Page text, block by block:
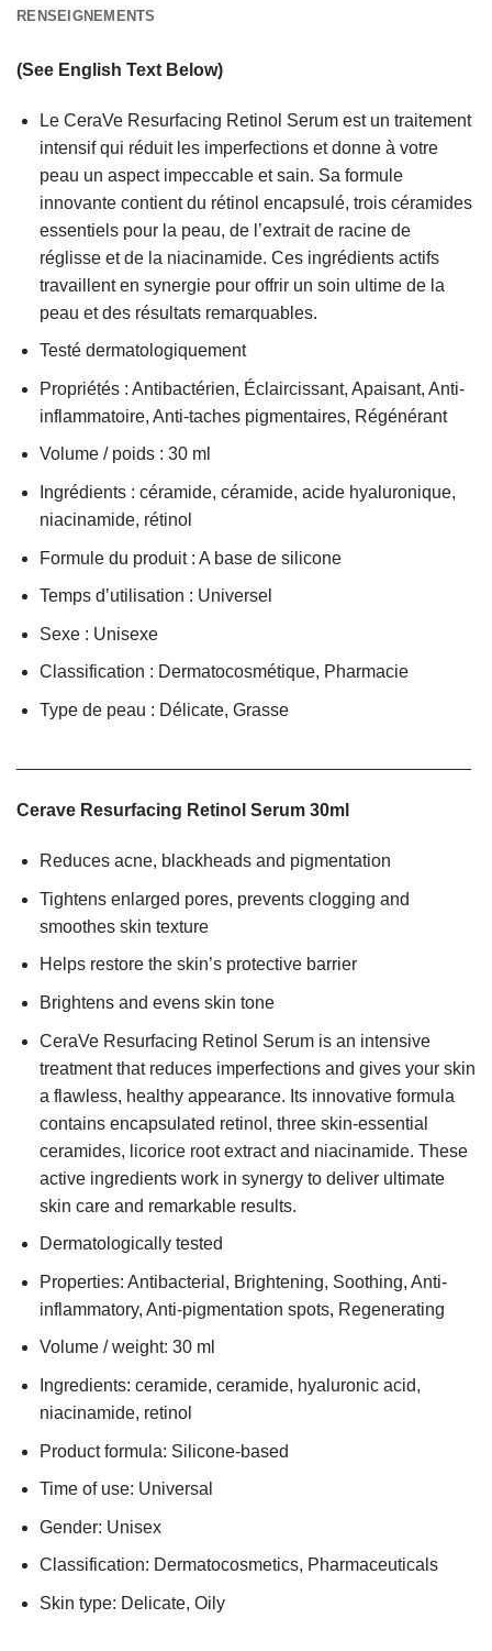
RENSEIGNEMENTS
(See English Text Below)
Le CeraVe Resurfacing Retinol Serum est un traitement
intensif qui réduit les imperfections et donne à votre
peau un aspect impeccable et sain. Sa formule
innovante contient du rétinol encapsulé, trois céramides
essentiels pour la peau, de l’extrait de racine de
réglisse et de la niacinamide. Ces ingrédients actifs
travaillent en synergie pour offrir un soin ultime de la
peau et des résultats remarquables.
Testé dermatologiquement
Propriétés : Antibactérien, Éclaircissant, Apaisant, Anti-
inflammatoire, Anti-taches pigmentaires, Régénérant
Volume / poids : 30 ml
Ingrédients : céramide, céramide, acide hyaluronique,
niacinamide, rétinol
Formule du produit : A base de silicone
Temps d’utilisation : Universel
Sexe : Unisexe
Classification : Dermatocosmétique, Pharmacie
Type de peau : Délicate, Grasse
Cerave Resurfacing Retinol Serum 30ml
Reduces acne, blackheads and pigmentation
Tightens enlarged pores, prevents clogging and
smoothes skin texture
Helps restore the skin’s protective barrier
Brightens and evens skin tone
CeraVe Resurfacing Retinol Serum is an intensive
treatment that reduces imperfections and gives your skin
a flawless, healthy appearance. Its innovative formula
contains encapsulated retinol, three skin-essential
ceramides, licorice root extract and niacinamide. These
active ingredients work in synergy to deliver ultimate
skin care and remarkable results.
Dermatologically tested
Properties: Antibacterial, Brightening, Soothing, Anti-
inflammatory, Anti-pigmentation spots, Regenerating
Volume / weight: 30 ml
Ingredients: ceramide, ceramide, hyaluronic acid,
niacinamide, retinol
Product formula: Silicone-based
Time of use: Universal
Gender: Unisex
Classification: Dermatocosmetics, Pharmaceuticals
Skin type: Delicate, Oily